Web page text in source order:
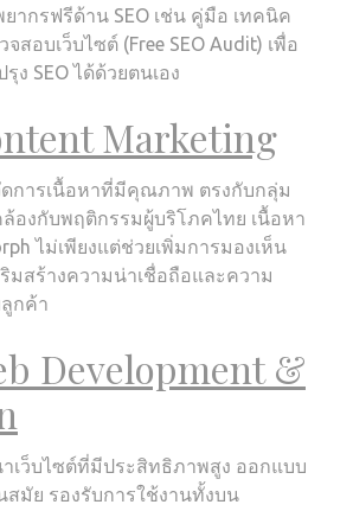
ากรฟรีด้าน SEO เช่น คู่มือ เทคนิค
สอบเว็บไซต์ (Free SEO Audit) เพื่อ
ง SEO ได้ด้วยตนเอง
Marketing
ดการเนื้อหาที่มีคุณภาพ ตรงกับกลุ่ม
องกับพฤติกรรมผู้บริโภคไทย เนื้อหา
ไม่เพียงแต่ช่วยเพิ่มการมองเห็น
มสร้างความน่าเชื่อถือและความ
กค้า
Development &
เว็บไซต์ที่มีประสิทธิภาพสูง ออกแบบ
สมัย รองรับการใช้งานทั้งบน